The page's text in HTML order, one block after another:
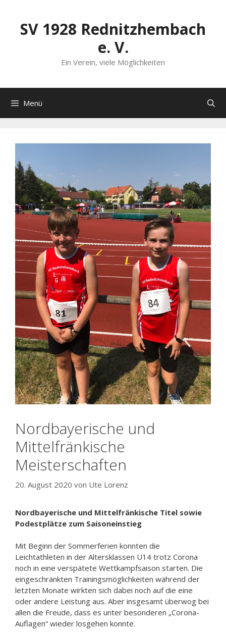
springenSV 1928 Rednitzhembach
e. V.
Ein Verein, viele Möglichkeiten
Menü
Nordbayerische und
Mittelfränkische
Meisterschaften
20. August 2020 von Ute Lorenz
Nordbayerische und Mittelfränkische Titel sowie
Podestplätze zum Saisoneinstieg
Mit Beginn der Sommerferien konnten die
Leichtathleten in der Altersklassen U14 trotz Corona
noch in eine verspätete Wettkampfsaison starten. Die
eingeschränkten Trainingsmöglichkeiten während der
letzten Monate wirkten sich dabei noch auf die eine
oder andere Leistung aus. Aber insgesamt überwog bei
allen die Freude, dass es unter besonderen „Corona-
Auflagen“ wieder losgehen konnte.